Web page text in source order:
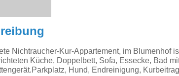
Nichtraucher-Kur-Appartement, im Blumenhof
Küche, Doppelbett, Sofa, Essecke, Bad
Hund, Endreinigung,